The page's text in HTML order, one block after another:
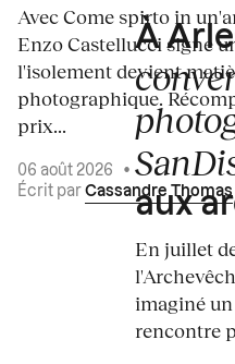
Avec Come spirto in
Enzo Castellucci signe
l'isolement devient
photographique.
prix...
06 août 2026
•
Écrit par Cassandre Thomas
À
aux
En juillet
imaginé
rencontre